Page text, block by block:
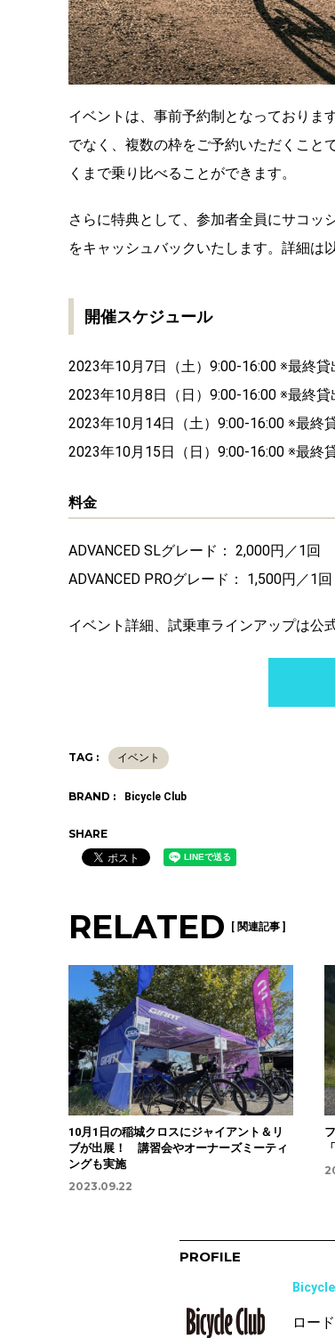
イベントは、事前予約制となっておりま
でなく、複数の枠をご予約いただくこと
くまで乗り比べることができます。
さらに特典として、参加者全員にサコッ
をキャッシュバックいたします。詳細は
開催スケジュール
2023年10月7日（土）9:00-16:00 ※最終貸
2023年10月8日（日）9:00-16:00 ※最終貸
2023年10月14日（土）9:00-16:00 ※最終
2023年10月15日（日）9:00-16:00 ※最終
料金
ADVANCED SLグレード： 2,000円／1回
ADVANCED PROグレード： 1,500円／1回
イベント詳細、試乗車ラインアップは公
TAG : イベント
BRAND : Bicycle Club
SHARE
RELATED [ 関連記事 ]
10月1日の稲城クロスにジャイアント＆リ
ブが出展！ 講習会やオーナーズミーティ
ングも実施
2023.09.22
PROFILE
ロー